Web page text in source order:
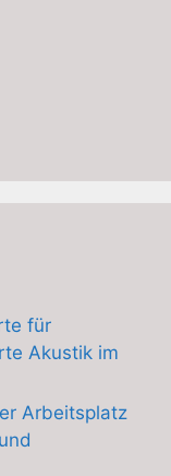
für
Akustik im
Arbeitsplatz